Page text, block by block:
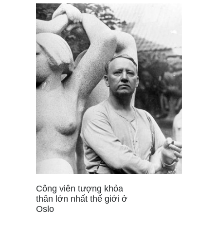
Công viên tượng khỏa
thân lớn nhất thế giới ở
Oslo